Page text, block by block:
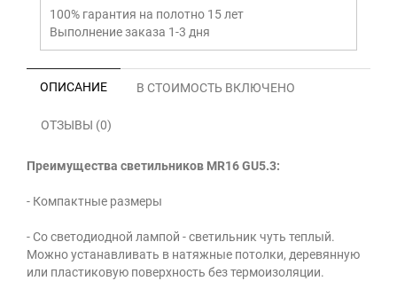
100% гарантия на полотно 15 лет
Выполнение заказа 1-3 дня
ОПИСАНИЕ В СТОИМОСТЬ ВКЛЮЧЕНО
ОТЗЫВЫ (0)
Преимущества светильников MR16 GU5.3:
- Компактные размеры
- Со светодиодной лампой - светильник чуть теплый.
Можно устанавливать в натяжные потолки, деревянную
или пластиковую поверхность без термоизоляции.